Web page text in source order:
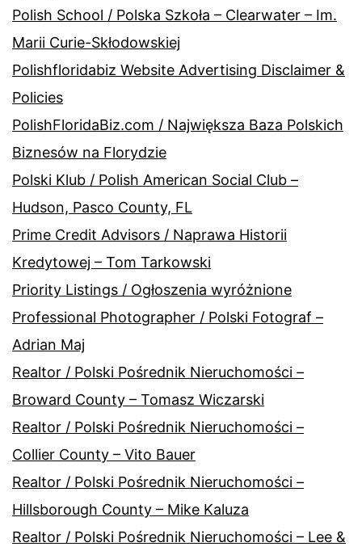
Polish School / Polska Szkoła – Clearwater – Im.
Marii Curie-Skłodowskiej
Polishfloridabiz Website Advertising Disclaimer &
Policies
PolishFloridaBiz.com / Największa Baza Polskich
Biznesów na Florydzie
Polski Klub / Polish American Social Club –
Hudson, Pasco County, FL
Prime Credit Advisors / Naprawa Historii
Kredytowej – Tom Tarkowski
Priority Listings / Ogłoszenia wyróżnione
Professional Photographer / Polski Fotograf –
Adrian Maj
Realtor / Polski Pośrednik Nieruchomości –
Broward County – Tomasz Wiczarski
Realtor / Polski Pośrednik Nieruchomości –
Collier County – Vito Bauer
Realtor / Polski Pośrednik Nieruchomości –
Hillsborough County – Mike Kaluza
Realtor / Polski Pośrednik Nieruchomości – Lee &